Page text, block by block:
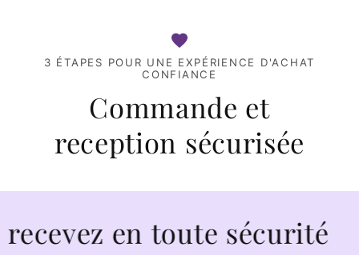
3 ÉTAPES POUR UNE EXPÉRIENCE D'ACHAT
CONFIANCE
Commande et
reception sécurisée
en toute sécurité